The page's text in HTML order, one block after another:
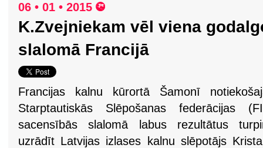
06 • 01 • 2015
K.Zvejniekam vēl viena
slalomā Francijā
Francijas kalnu kūrortā Šamonī
Starptautiskās Slēpošanas federācijas
sacensībās slalomā labus rezultātus
uzrādīt Latvijas izlases kalnu slēpotājs